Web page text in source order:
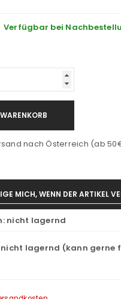
Verfügbar bei
nach Österreich (ab
MICH, WENN DER ARTIKEL
nicht lagernd
nicht lagernd (kann gerne